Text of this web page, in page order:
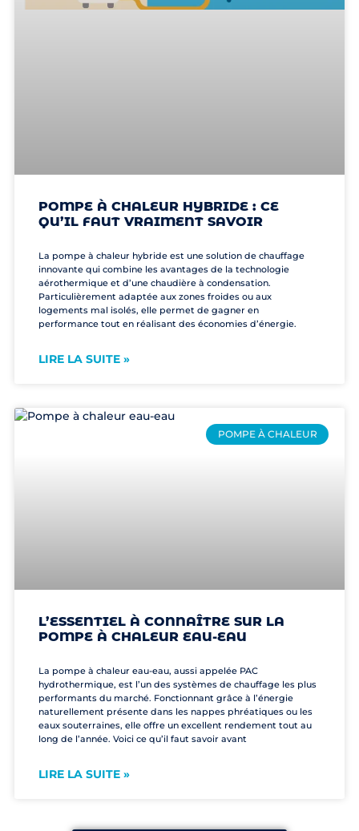
POMPE À CHALEUR HYBRIDE : CE
QU’IL FAUT VRAIMENT SAVOIR
La pompe à chaleur hybride est une solution de chauffage
innovante qui combine les avantages de la technologie
aérothermique et d’une chaudière à condensation.
Particulièrement adaptée aux zones froides ou aux
logements mal isolés, elle permet de gagner en
performance tout en réalisant des économies d’énergie.
LIRE LA SUITE »
POMPE À CHALEUR
L’ESSENTIEL À CONNAÎTRE SUR LA
POMPE À CHALEUR EAU-EAU
La pompe à chaleur eau-eau, aussi appelée PAC
hydrothermique, est l’un des systèmes de chauffage les plus
performants du marché. Fonctionnant grâce à l’énergie
naturellement présente dans les nappes phréatiques ou les
eaux souterraines, elle offre un excellent rendement tout au
long de l’année. Voici ce qu’il faut savoir avant
LIRE LA SUITE »